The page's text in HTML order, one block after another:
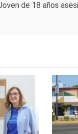
de 18 años